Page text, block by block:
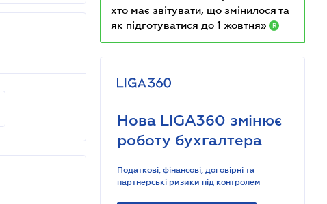
хто має звітувати, що змінилося та
як підготуватися до 1 жовтня»
R
Нова LIGA360 змінює
роботу бухгалтера
Податкові, фінансові, договірні та
партнерські ризики під контролем